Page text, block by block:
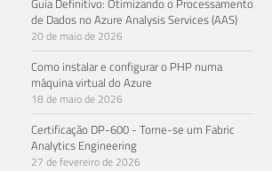
de Dados no Azure Analysis Services (AAS)
20 de maio de 2026
Como instalar e configurar o PHP numa
máquina virtual do Azure
18 de maio de 2026
Certificação DP-600 - Torne-se um Fabric
Analytics Engineering
27 de fevereiro de 2026